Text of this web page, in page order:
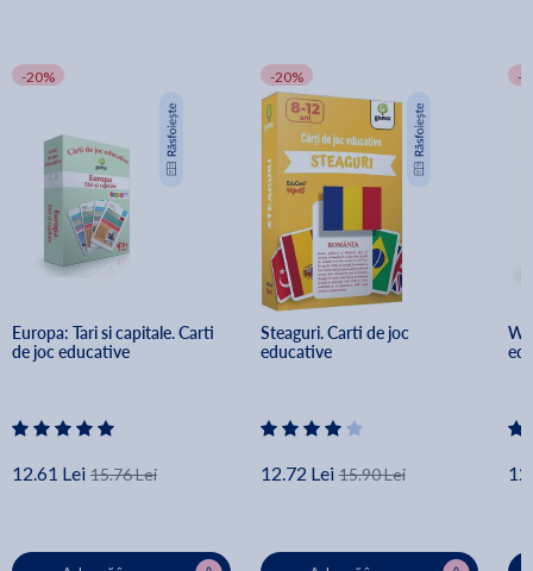
-20%
Europa: Tari si capitale. Carti
de joc educative
12.61 Lei 15.76 Lei
-20%
Steaguri. Carti de joc
educative
12.72 Lei 15.90 Lei
-